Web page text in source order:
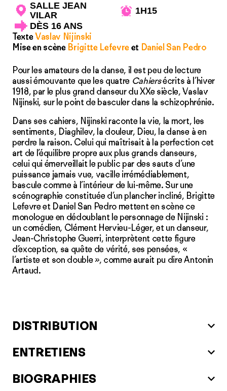
SALLE JEAN
VILAR
1H15
DÈS 16 ANS
TexteVaslav Nijinski
Mise en scène Brigitte Lefevre et Daniel San Pedro
Pour les amateurs de la danse, il est peu de lecture
aussi émouvante que les quatre Cahiersécrits à l’hiver
1918, par le plus grand danseur du XXe siècle, Vaslav
Nijinski, sur le point de basculer dans la schizophrénie.
Dans ses cahiers, Nijinski raconte la vie, la mort, les
sentiments, Diaghilev, la douleur, Dieu, la danse à en
perdre la raison. Celui qui maîtrisait à la perfection cet
art de l’équilibre propre aux plus grands danseurs,
celui qui émerveillait le public par des sauts d’une
puissance jamais vue, vacille irrémédiablement,
bascule comme à l’intérieur de lui-même. Sur une
scénographie constituée d’un plancher incliné, Brigitte
Lefevre et Daniel San Pedro mettent en scène ce
monologue en dédoublant le personnage de Nijinski :
un comédien, Clément Hervieu-Léger, et un danseur,
Jean-Christophe Guerri, interprètent cette figure
d’exception, sa quête de vérité, ses pensées, «
l’artiste et son double », comme aurait pu dire Antonin
Artaud.
DISTRIBUTION
ENTRETIENS
BIOGRAPHIES